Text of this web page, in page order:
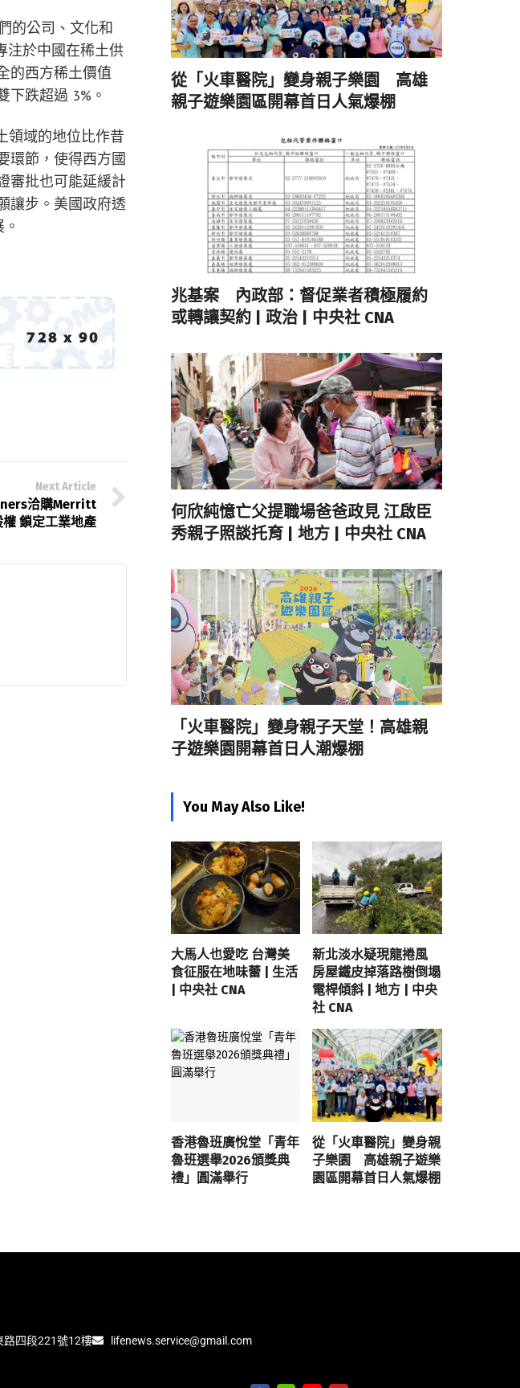
的公司、文化和
注於中國在稀土供
的西方稀土價值
跌超過 3%。
領域的地位比作昔
環節，使得西方國
審批也可能延緩計
讓步。美國政府透
Next Article
洽購Merritt
鎖定工業地產
從「火車醫院」變身親子樂園 高雄
親子遊樂園區開幕首日人氣爆棚
兆基案 內政部：督促業者積極履約
或轉讓契約 | 政治 | 中央社 CNA
何欣純憶亡父提職場爸爸政見 江啟臣
秀親子照談托育 | 地方 | 中央社 CNA
「火車醫院」變身親子天堂！高雄親
子遊樂園開幕首日人潮爆棚
You May Also Like!
大馬人也愛吃 台灣美
食征服在地味蕾 | 生活
| 中央社 CNA
新北淡水疑現龍捲風
房屋鐵皮掉落路樹倒塌
電桿傾斜 | 地方 | 中央
社 CNA
香港魯班廣悅堂「青年
魯班選舉2026頒獎典
禮」圓滿舉行
從「火車醫院」變身親
子樂園 高雄親子遊樂
園區開幕首日人氣爆棚
路四段221號12樓 lifenews.service@gmail.com